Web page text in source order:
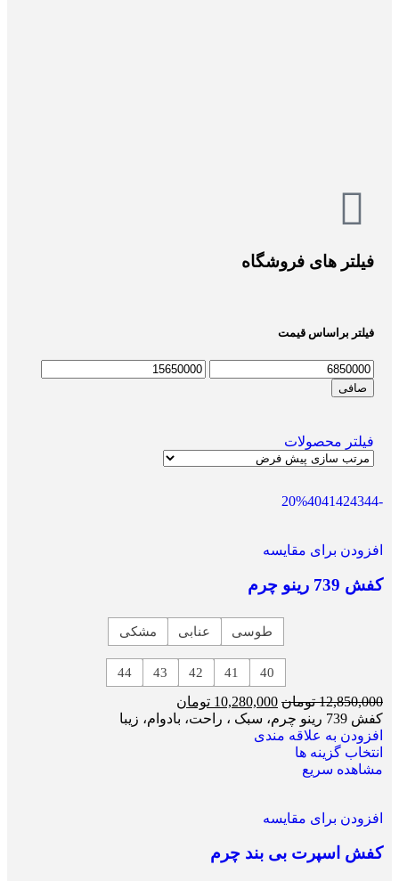
فیلتر های فروشگاه
فیلتر براساس قیمت
صافی
فیلتر محصولات
-20%
4041424344
افزودن برای مقایسه
کفش 739 رینو چرم
طوسی عنابی مشکی
40
41
42
43
44
12,850,000 تومان 10,280,000 تومان
کفش 739 رینو چرم، سبک ، راحت، بادوام، زیبا
افزودن به علاقه مندی
انتخاب گزینه ها
مشاهده سریع
افزودن برای مقایسه
کفش اسپرت بی بند چرم